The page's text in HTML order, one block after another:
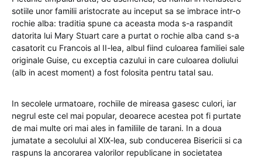
sotiile unor familii aristocrate au inceput sa se imbrace intr-o
rochie alba: traditia spune ca aceasta moda s-a raspandit
datorita lui Mary Stuart care a purtat o rochie alba cand s-a
casatorit cu Francois al II-lea, albul fiind culoarea familiei sale
originale Guise, cu exceptia cazului in care culoarea doliului
(alb in acest moment) a fost folosita pentru tatal sau.
In secolele urmatoare, rochiile de mireasa gasesc culori, iar
negrul este cel mai popular, deoarece acestea pot fi purtate
de mai multe ori mai ales in familiile de tarani. In a doua
jumatate a secolului al XlX-lea, sub conducerea Bisericii si ca
raspuns la ancorarea valorilor republicane in societatea